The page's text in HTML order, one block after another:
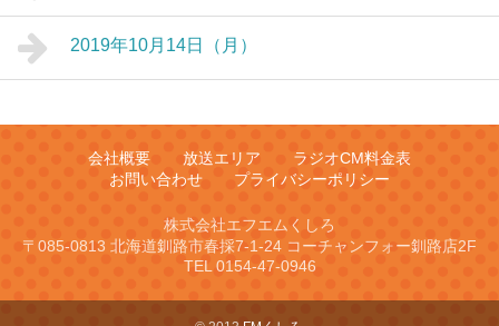
2019年10月14日（月）
会社概要 放送エリア
ラジオCM料金表
お問い合わせ
プライバシーポリシー
株式会社エフエムくしろ
〒085-0813 北海道釧路市春採7-1-24 コーチャンフォー釧路店2F
TEL 0154-47-0946